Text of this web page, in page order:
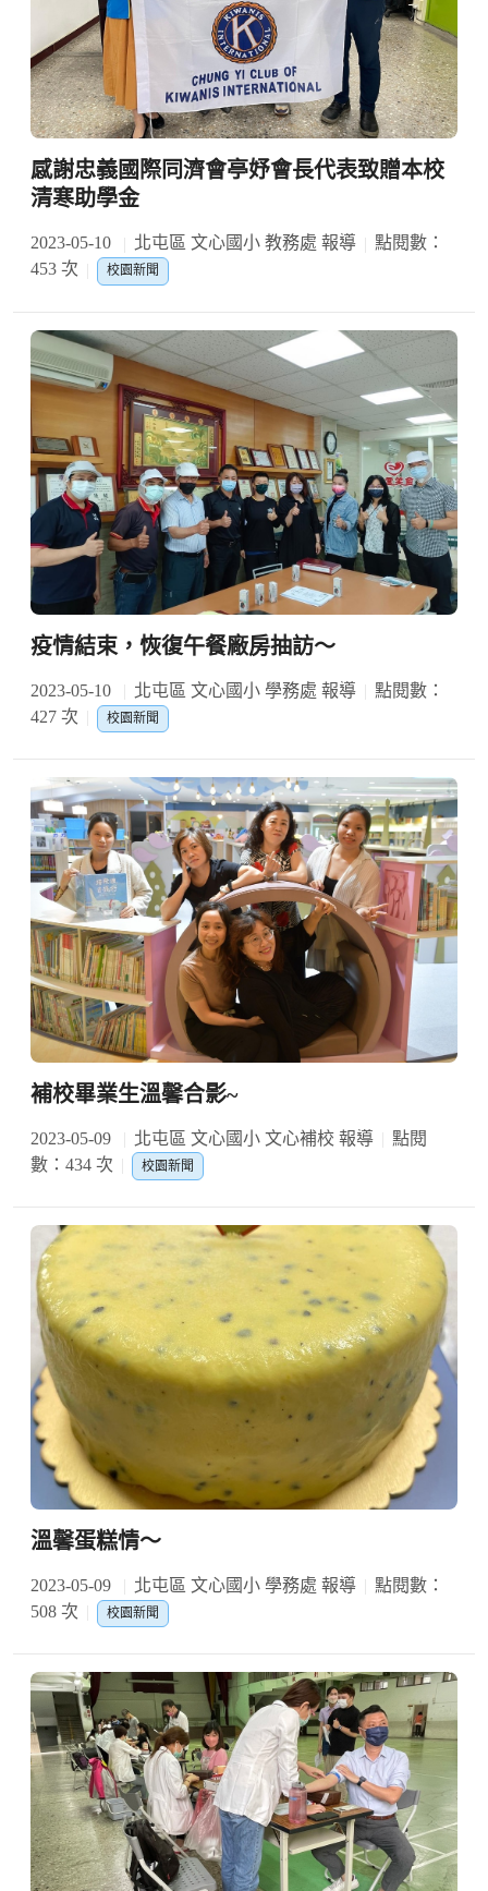
感謝忠義國際同濟會亭妤會長代表致贈本校
清寒助學金
2023-05-10 北屯區 文心國小 教務處 報導
點閱數：
453 次
校園新聞
疫情結束，恢復午餐廠房抽訪～
2023-05-10 北屯區 文心國小 學務處 報導
點閱數：
427 次
校園新聞
補校畢業生溫馨合影~
2023-05-09 北屯區 文心國小 文心補校 報導
點閱
數：434 次
校園新聞
溫馨蛋糕情～
2023-05-09 北屯區 文心國小 學務處 報導
點閱數：
508 次
校園新聞